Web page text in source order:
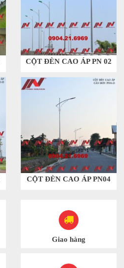
CỘT ĐÈN CAO ÁP PN 02
CỘT ĐÈN CAO ÁP PN04
Giao hàng